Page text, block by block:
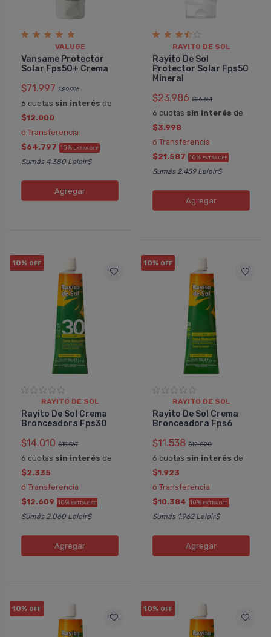
VALUGE
Vansame Protector
Solar Fps50+ Crema
$71.997 $89.996
6 cuotas sin interés de
$12.000
ó Transferencia
$64.797 10% EXTRA OFF
Sumás 4.380 Leloir$
Agregar
RAYITO DE SOL
Rayito De Sol
Protector Solar Fps50
Mineral
$23.986 $26.651
6 cuotas sin interés de
$3.998
ó Transferencia
$21.587 10% EXTRA OFF
Sumás 2.459 Leloir$
Agregar
10% OFF
RAYITO DE SOL
Rayito De Sol Crema
Bronceadora Fps30
$14.010 $15.567
6 cuotas sin interés de
$2.335
ó Transferencia
$12.609 10% EXTRA OFF
Sumás 2.060 Leloir$
Agregar
10% OFF
RAYITO DE SOL
Rayito De Sol Crema
Bronceadora Fps6
$11.538 $12.820
6 cuotas sin interés de
$1.923
ó Transferencia
$10.384 10% EXTRA OFF
Sumás 1.962 Leloir$
Agregar
10% OFF 10% OFF